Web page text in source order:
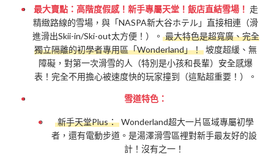
最大賣點：高階度假感！新手專屬天堂！飯店直結雪場！ 走
精緻路線的雪場，與「NASPA新大谷ホテル」直接相連（滑
進滑出Skii-in/Ski-out太方便！）。 最大特色是超寬廣、完全
獨立隔離的初學者專用區「Wonderland」！ 坡度超緩、無
障礙，對第一次滑雪的人（特別是小孩和長輩）安全感爆
表！完全不用擔心被速度快的玩家撞到（這點超重要！）。
雪道特色：
新手天堂Plus： Wonderland超大一片區域專屬初學
者，還有電動步道。是湯澤滑雪區裡對新手最友好的設
計！沒有之一！